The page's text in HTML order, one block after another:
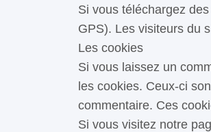
Si vous téléchargez
GPS). Les visiteurs du
Les cookies
Si vous laissez un
les cookies. Ceux-ci
commentaire. Ces
Si vous visitez notre